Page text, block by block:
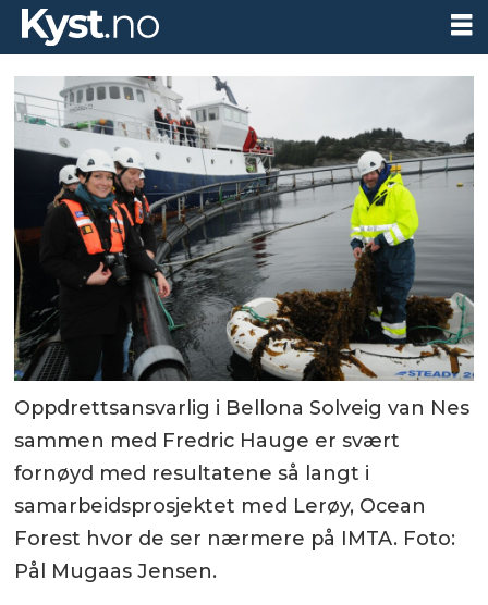
Oppdrettsansvarlig i Bellona Solveig van Nes
sammen med Fredric Hauge er svært
fornøyd med resultatene så langt i
samarbeidsprosjektet med Lerøy, Ocean
Forest hvor de ser nærmere på IMTA. Foto:
Pål Mugaas Jensen.